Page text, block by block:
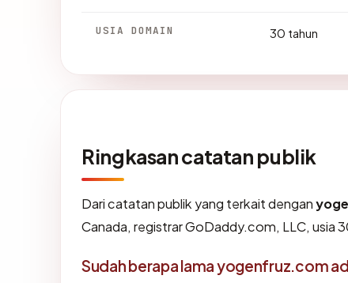
USIA DOMAIN 30 tahun
Ringkasan catatan publik
Dari catatan publik yang terkait dengan
Canada, registrar GoDaddy.com, LLC, usia
Sudah berapa lama yogenfruz.com